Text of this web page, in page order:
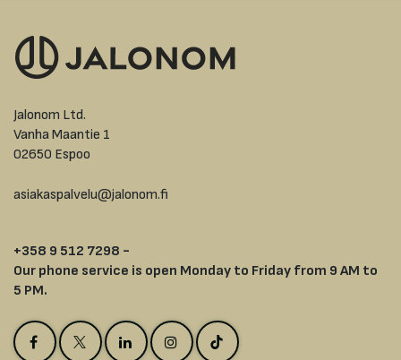
Jalonom Ltd.
Vanha Maantie 1
02650 Espoo
asiakaspalvelu@jalonom.fi
+358 9 512 7298 -
Our phone service is open Monday to Friday from 9 AM to
5 PM.